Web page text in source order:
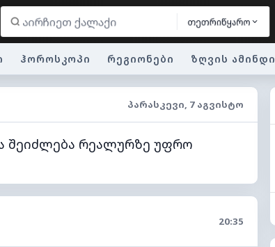
თეთრიწყარო
ჰოროსკოპი რეგიონები ზღვის ამინდი
ᲞᲐᲠᲐᲡᲙᲔᲕᲘ, 7 ᲐᲒᲕᲘᲡᲢᲝ
შეიძლება რეალურზე უფრო
20:35